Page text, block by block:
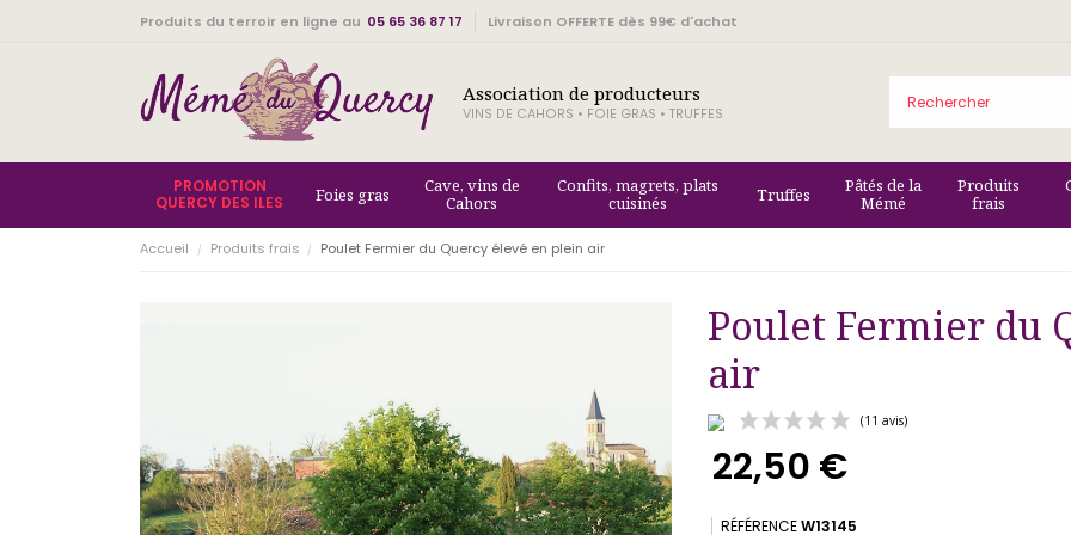
Produits du terroir en ligne au 05 65 36 87 17 Livraison OFFERTE dès 99€ d'achat
Association de producteurs
VINS DE CAHORS • FOIE GRAS • TRUFFES
PROMOTION
QUERCY DES ILES
Foies gras
Cave, vins de
Cahors
Confits, magrets, plats
cuisinés
Truffes
Pâtés de la
Mémé
Produits
frais
Accueil Produits frais Poulet Fermier du Quercy élevé en plein air
Poulet Fermier du
air
22,50 €
RÉFÉRENCEW13145